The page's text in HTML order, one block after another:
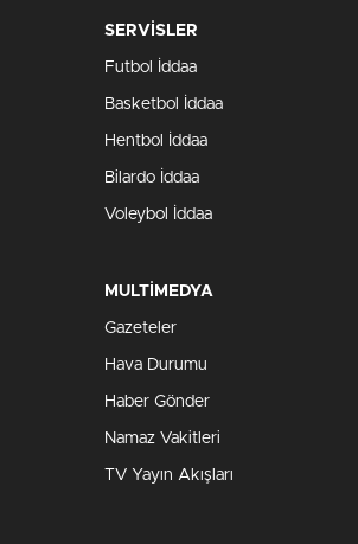
SERVİSLER
Futbol İddaa
Basketbol İddaa
Hentbol İddaa
Bilardo İddaa
Voleybol İddaa
MULTİMEDYA
Gazeteler
Hava Durumu
Haber Gönder
Namaz Vakitleri
TV Yayın Akışları